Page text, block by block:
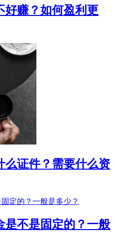
好赚？如何盈利更
么证件？需要什么资
是不是固定的？一般